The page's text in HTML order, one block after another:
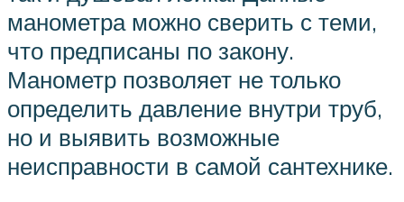
манометра можно сверить с теми,
что предписаны по закону.
Манометр позволяет не только
определить давление внутри труб,
но и выявить возможные
неисправности в самой сантехнике.